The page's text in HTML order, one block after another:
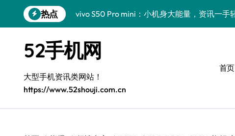
到
热点
vivo S50 Pro mini：小机身大能量，资讯一手
三星Galaxy S26震撼来袭，创新科技亮点一键
Galaxy S25 Ultra颜值封神！定制主题潮爆了！
Galaxy S24+惊艳上市，秒变手机美学高手！
Galaxy S26+颜值爆升秘诀大公开
52手机网
大型手机资讯类网站！
https://www.52shouji.com.cn
首页